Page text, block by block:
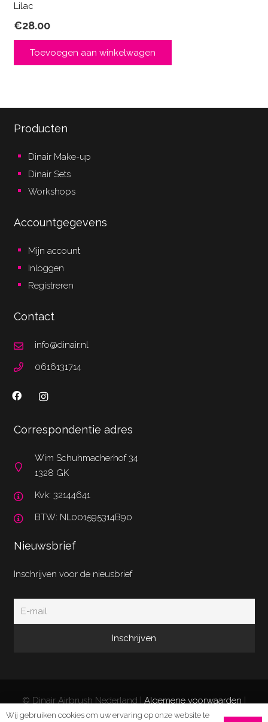
Lilac
€28.00
Toevoegen aan winkelwagen
Producten
Dinair Make-up
Dinair Sets
Workshops
Accountgegevens
Mijn account
Inloggen
Registreren
Contact
info@dinair.nl
0616131714
Correspondentie adres
Wim Schuhmacherhof 34
1328 GK
Kvk: 32144641
BTW: NL001595314B90
Nieuwsbrief
Inschrijven voor de nieusbrief
© Dinair Airbrush Nederland | Algemene voorwaarden |
Privacy Policy|Retourneren/klachten| Website door
Wij gebruiken cookies om uw ervaring op onze website te